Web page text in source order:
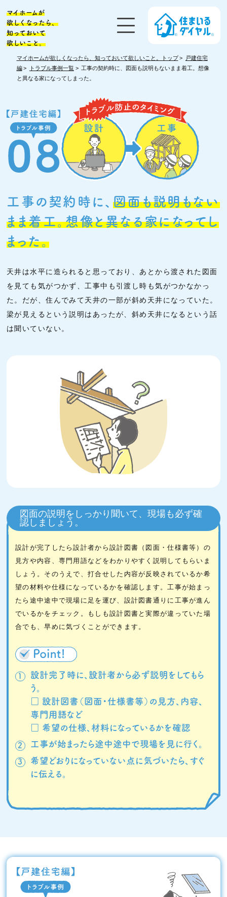
マイホームが
欲しくなったら、
知っておいて
欲しいこと。
マイホームが欲しくなったら、知っておいて欲しいこと。トップ
戸建住宅
編
トラブル事例一覧
工事の契約時に、図面も説明もないまま着工。想像
と異なる家になってしまった。
工事の契約時に、 図面も説明もない
まま着工。想像と異なる家になってし
まった。
天井は水平に造られると思っており、あとから渡された図面
を見ても気がつかず、工事中も引渡し時も気がつかなかっ
た。だが、住んでみて天井の一部が斜め天井になっていた。
梁が見えるという説明はあったが、斜め天井になるという話
は聞いていない。
図面の説明をしっかり聞いて、現場も必ず確
認しましょう。
設計が完了したら設計者から設計図書（図面・仕様書等）の
見方や内容、専門用語などをわかりやすく説明してもらいま
しょう。そのうえで、打合せした内容が反映されているか希
望の材料や仕様になっているかを確認します。工事が始まっ
たら途中途中で現場に足を運び、設計図書通りに工事が進ん
でいるかをチェック。もしも設計図書と実際が違っていた場
合でも、早めに気づくことができます。
設計完了時に、設計者から必ず説明をしてもら
う。
□ 設計図書（図面・仕様書等）の見方、内容、
専門用語など
□ 希望の仕様、材料になっているかを確認
工事が始まったら途中途中で現場を見に行く。
希望どおりになっていない点に気づいたら、すぐ
に伝える。